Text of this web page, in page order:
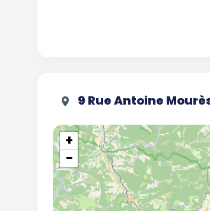
9 Rue Antoine
+
−